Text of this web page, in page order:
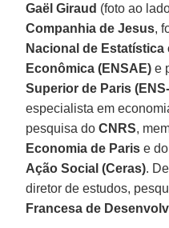
Gaël Giraud (foto ao
Companhia de Jesus,
Nacional de
Econômica (ENSAE) e
Superior de Paris
especialista em
pesquisa doCNRS,
Economia de Paris e
Ação Social (Ceras).
diretor de estudos,
Francesa de